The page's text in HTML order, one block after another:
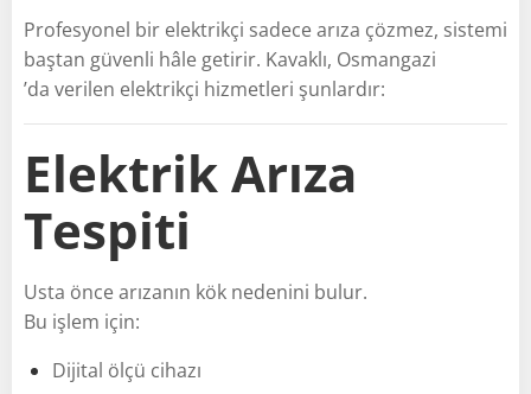
Profesyonel bir elektrikçi sadece arıza çözmez, sistemi
baştan güvenli hâle getirir. Kavaklı, Osmangazi
’da verilen elektrikçi hizmetleri şunlardır:
Elektrik Arıza
Tespiti
Usta önce arızanın kök nedenini bulur.
Bu işlem için:
Dijital ölçü cihazı